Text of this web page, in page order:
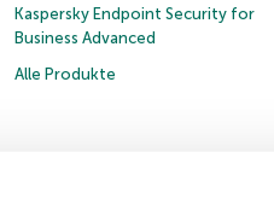
Kaspersky Endpoint Security for
Business Advanced
Alle Produkte